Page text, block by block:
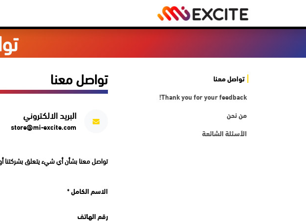
تخطي للذهاب إلى المحتوى
تواصل معنا
Thank you for your feedback!
من نحن
الأسئلة الشائعة
تواصل معنا
البريد الالكتروني
store@mi-excite.com
تواصل معنا بشأن أي شيء يتعلق
الاسم الكامل *
رقم الهاتف